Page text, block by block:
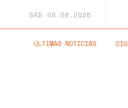
SÁB 08.08.2026
ÚLTIMAS NOTICIAS